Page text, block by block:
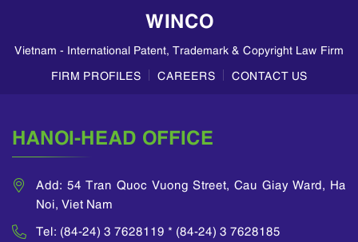
WINCO
Vietnam - International Patent, Trademark & Copyright Law Firm
FIRM PROFILES
CAREERS CONTACT US
HANOI-HEAD OFFICE
Add: 54 Tran Quoc Vuong Street, Cau Giay Ward, Ha
Noi, Viet Nam
Tel: (84-24) 3 7628119 * (84-24) 3 7628185